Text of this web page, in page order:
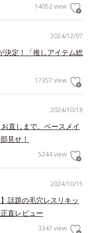
14052 view
2024/12/07
決定！「推しアイテム総
17357 view
2024/10/18
お直しまで。ベースメイ
見せ！
5244 view
2024/10/15
話題の毛穴レスリキッ
直レビュー
3347 view